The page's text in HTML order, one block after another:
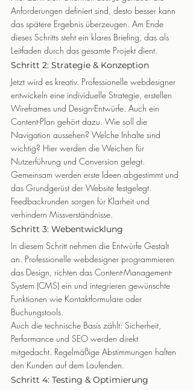
Anforderungen definiert sind, desto besser kann
das spätere Ergebnis überzeugen. Am Ende
dieses Schritts steht ein klares Briefing, das als
Leitfaden durch das gesamte Projekt dient.
Schritt 2: Strategie & Konzeption
Jetzt wird es kreativ. Professionelle webdesigner
entwickeln eine individuelle Strategie, erstellen
Wireframes und Design-Entwürfe. Auch ein
Content-Plan gehört dazu. Wie soll die
Navigation aussehen? Welche Inhalte sind
wichtig? Hier werden die Weichen für
Nutzerführung und Conversion gelegt.
Gemeinsam werden erste Ideen abgestimmt und
das Grundgerüst der Website festgelegt.
Feedbackrunden sorgen für Klarheit und
verhindern Missverständnisse.
Schritt 3: Webentwicklung
In diesem Schritt nehmen die Entwürfe Gestalt
an. Professionelle webdesigner programmieren
das Design, richten das Content-Management-
System (CMS) ein und integrieren gewünschte
Funktionen wie Kontaktformulare oder
Buchungstools.
Auch die technische Basis zählt: Sicherheit,
Performance und SEO werden direkt
mitgedacht. Regelmäßige Abstimmungen halten
den Kunden auf dem Laufenden.
Schritt 4: Testing & Optimierung